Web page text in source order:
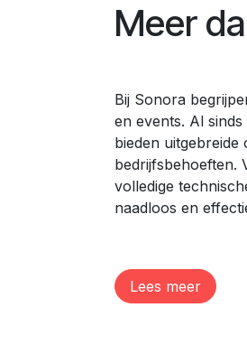
Meer
Bij Sonora
en events. Al
bieden uitgebreide
bedrijfsbehoeften.
volledige
naadloos en
Lees meer